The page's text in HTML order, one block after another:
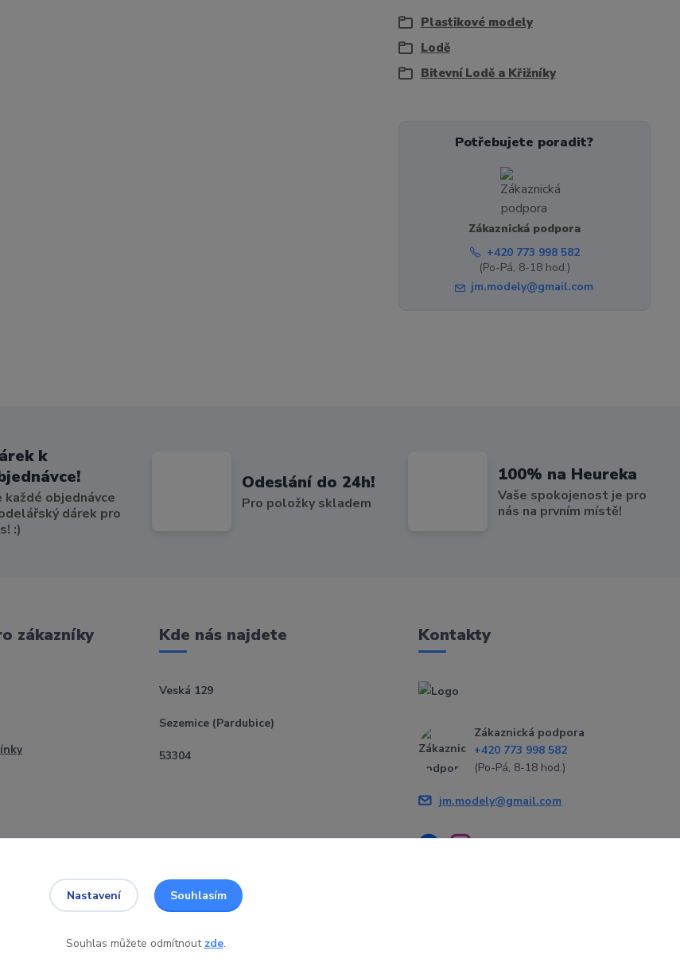
Plastikové modely
Lodě
Bitevní Lodě a Křižníky
Potřebujete poradit?
Zákaznická podpora
+420 773 998 582
(Po-Pá, 8-18 hod.)
jm.modely@gmail.com
k
každé objednávce
dárek pro
:)
Odeslání do 24h!
Pro položky skladem
100% na Heureka
Vaše spokojenost je pro
nás na prvním místě!
zákazníky Kde nás najdete
Veská 129
Sezemice (Pardubice)
53304
Kontakty
Zákaznická podpora
+420 773 998 582
(Po-Pá, 8-18 hod.)
jm.modely@gmail.com
Nastavení Souhlasím
Souhlas můžete odmítnout zde.